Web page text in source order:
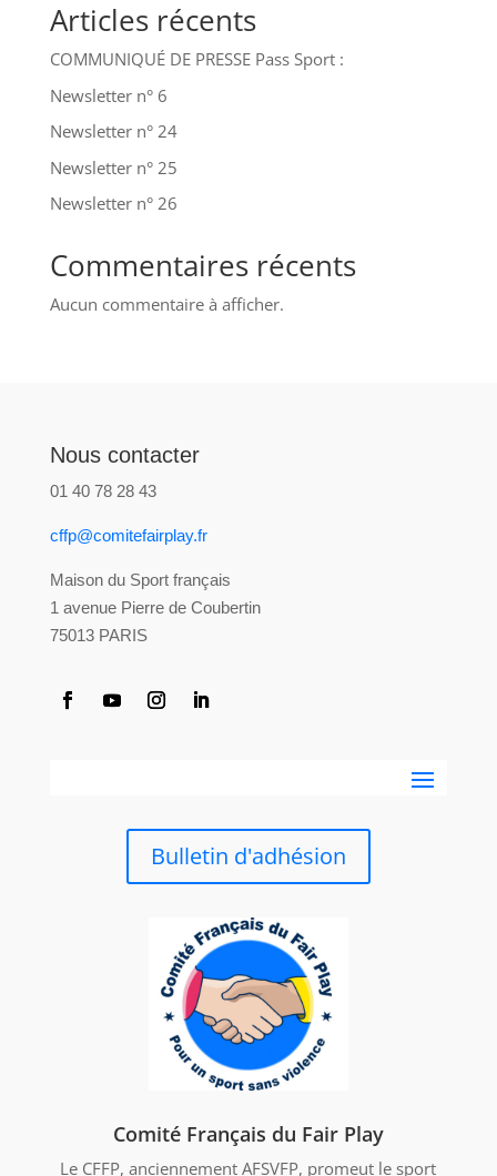
Articles récents
COMMUNIQUÉ DE PRESSE Pass Sport :
Newsletter n° 6
Newsletter n° 24
Newsletter n° 25
Newsletter n° 26
Commentaires récents
Aucun commentaire à afficher.
Nous contacter
01 40 78 28 43
cffp@comitefairplay.fr
Maison du Sport français
1 avenue Pierre de Coubertin
75013 PARIS
Bulletin d'adhésion
Comité Français du Fair Play
Le CFFP, anciennement AFSVFP, promeut le sport